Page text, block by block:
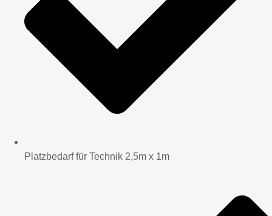
Platzbedarf für Technik 2,5m x 1m